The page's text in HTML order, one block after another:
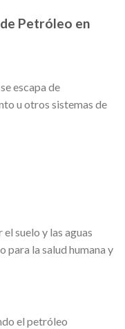
Petróleo en
escapa de
u otros sistemas de
suelo y las aguas
para la salud humana y
el petróleo